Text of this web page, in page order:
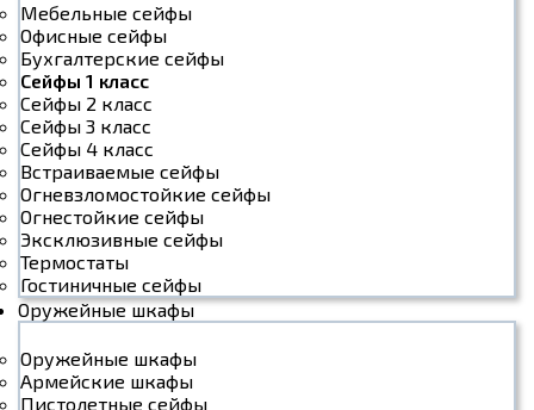
Мебельные сейфы
Офисные сейфы
Бухгалтерские сейфы
Сейфы 1 класс
Сейфы 2 класс
Сейфы 3 класс
Сейфы 4 класс
Встраиваемые сейфы
Огневзломостойкие сейфы
Огнестойкие сейфы
Эксклюзивные сейфы
Термостаты
Гостиничные сейфы
Оружейные шкафы
Оружейные шкафы
Армейские шкафы
Пистолетные сейфы